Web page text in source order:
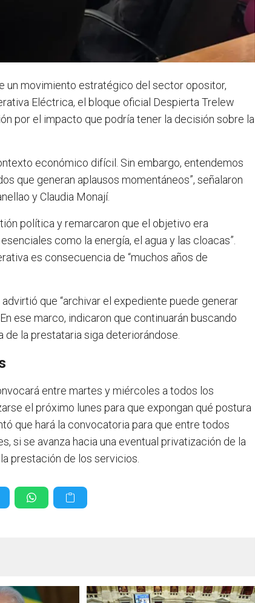
un movimiento estratégico del sector opositor,
Eléctrica, el bloque oficial Despierta Trelew
por el impacto que podría tener la decisión sobre la
económico difícil. Sin embargo, entendemos
que generan aplausos momentáneos”, señalaron
y Claudia Monají.
política y remarcaron que el objetivo era
como la energía, el agua y las cloacas”.
es consecuencia de “muchos años de
que “archivar el expediente puede generar
ese marco, indicaron que continuarán buscando
la prestataria siga deteriorándose.
entre martes y miércoles a todos los
el próximo lunes para que expongan qué postura
que hará la convocatoria para que entre todos
si se avanza hacia una eventual privatización de la
prestación de los servicios.